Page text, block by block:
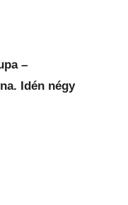
–
Idén négy